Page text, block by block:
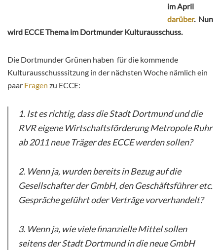
im April
darüber. Nun
wird ECCE Thema im Dortmunder Kulturausschuss.
Die Dortmunder Grünen haben für die kommende
Kulturausschusssitzung in der nächsten Woche nämlich ein
paar Fragen zu ECCE:
1. Ist es richtig, dass die Stadt Dortmund und die
RVR eigene Wirtschaftsförderung Metropole Ruhr
ab 2011 neue Träger des ECCE werden sollen?
2. Wenn ja, wurden bereits in Bezug auf die
Gesellschafter der GmbH, den Geschäftsführer etc.
Gespräche geführt oder Verträge vorverhandelt?
3. Wenn ja, wie viele finanzielle Mittel sollen
seitens der Stadt Dortmund in die neue GmbH